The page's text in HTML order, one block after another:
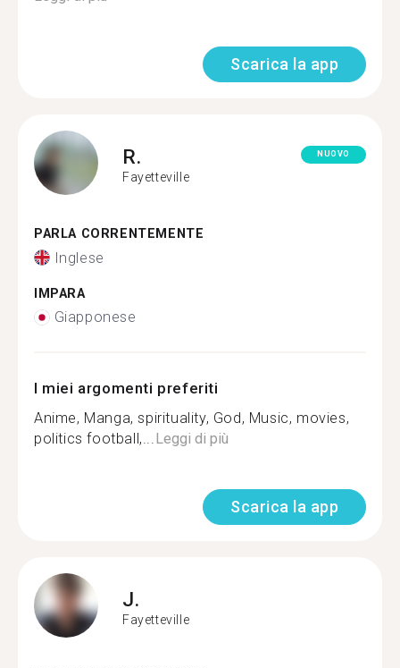
Scarica la app
R.
Fayetteville
NUOVO
PARLA CORRENTEMENTE
Inglese
IMPARA
Giapponese
I miei argomenti preferiti
Anime, Manga, spirituality, God, Music, movies,
politics football,...Leggi di più
Scarica la app
J.
Fayetteville